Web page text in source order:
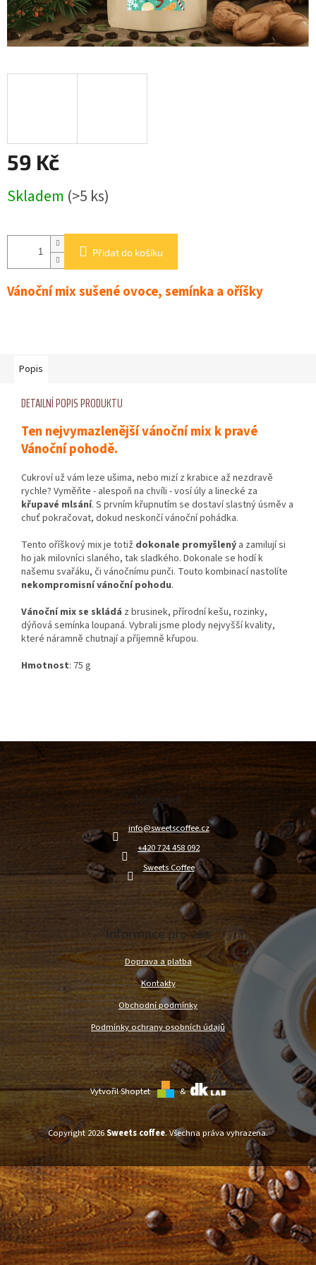
KOŘENÍ
59 Kč
cena:
Skladem (>5 ks)
Přidat do košíku
Vánoční mix sušené ovoce, semínka a oříšky
Popis
DETAILNÍ POPIS PRODUKTU
Ten nejvymazlenější vánoční mix k pravé
Vánoční pohodě.
Cukroví už vám leze ušima, nebo mizí z krabice až nezdravě
rychle? Vyměňte - alespoň na chvíli - vosí úly a linecké za
křupavé mlsání. S prvním křupnutím se dostaví slastný úsměv a
chuť pokračovat, dokud neskončí vánoční pohádka.
Tento oříškový mix je totiž dokonale promyšlený a zamilují si
ho jak milovníci slaného, tak sladkého. Dokonale se hodí k
našemu svařáku, či vánočnímu punči. Touto kombinací nastolíte
nekompromisní vánoční pohodu.
Vánoční mix se skládá z brusinek, přírodní kešu, rozinky,
dýňová semínka loupaná. Vybrali jsme plody nejvyšší kvality,
které náramně chutnají a příjemně křupou.
Hmotnost: 75 g
Z
p
Kontakt
info@sweetscoffee.cz
+420 724 458 092
Sweets Coffee
Informace pro vás
Doprava a platba
Kontakty
Obchodní podmínky
Podmínky ochrany osobních údajů
Vytvořil Shoptet &
Copyright 2026Sweets coffee. Všechna práva vyhrazena.